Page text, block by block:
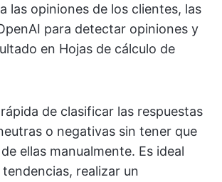
las opiniones de los clientes, las
para detectar opiniones y
en Hojas de cálculo de
de clasificar las respuestas
o negativas sin tener que
ellas manualmente. Es ideal
realizar un